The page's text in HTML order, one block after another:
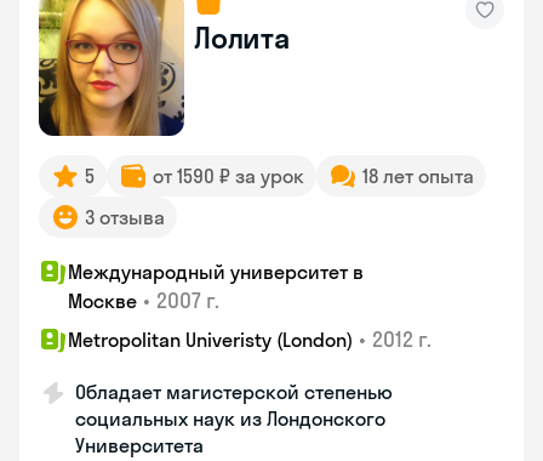
Лолита
5 от 1590 ₽ за урок
18 лет опыта
3 отзыва
Международный университет в
Москве • 2007 г.
Metropolitan Univeristy (London) • 2012 г.
Обладает магистерской степенью
социальных наук из Лондонского
Университета